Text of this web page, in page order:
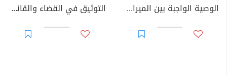
الوصية الواجبة بين الميراث والوصية: دراسة في الطبيعة القانونية والأساس التشريعي وإشكاليات التطبيق التوثيق في القضاء والقانون المغربيين - الأجزاء من 44 إلى 67